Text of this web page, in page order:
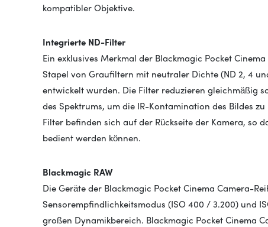
kompatibler Objektive.
Integrierte ND-Filter
Ein exklusives Merkmal der Blackmagic Pocket
Stapel von Graufiltern mit neutraler Dichte (ND 2, 4
entwickelt wurden. Die Filter reduzieren gleichmäßig
des Spektrums, um die IR-Kontamination des Bildes
Filter befinden sich auf der Rückseite der Kamera, so
bedient werden können.
Blackmagic RAW
Die Geräte der Blackmagic Pocket Cinema Camera-
Sensorempfindlichkeitsmodus (ISO 400 / 3.200) und
großen Dynamikbereich. Blackmagic Pocket Cinema